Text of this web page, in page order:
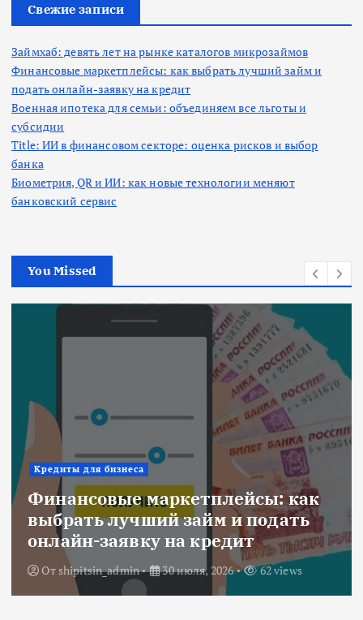
Свежие записи
Займхаб: девять лет на рынке каталогов микрозаймов
Финансовые маркетплейсы: как выбрать лучший займ и
подать онлайн-заявку на кредит
Военная ипотека для семьи: объединяем все льготы и
субсидии
Title: ИИ в финансовом секторе: оценка рисков и выбор
банка
Биометрия, QR и ИИ: как новые технологии меняют
банковский сервис
You Missed
как
и подать
62 views
Военная ипотека
объединяем все
субсидии
ОтRedactor 3 июля, 2026